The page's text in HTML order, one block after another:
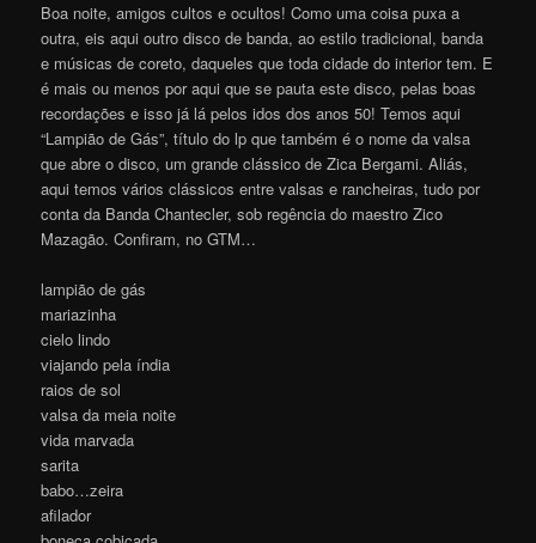
Boa noite, amigos cultos e ocultos! Como uma coisa puxa a
outra, eis aqui outro disco de banda, ao estilo tradicional, banda
e músicas de coreto, daqueles que toda cidade do interior tem. E
é mais ou menos por aqui que se pauta este disco, pelas boas
recordações e isso já lá pelos idos dos anos 50! Temos aqui
“Lampião de Gás”, título do lp que também é o nome da valsa
que abre o disco, um grande clássico de Zica Bergami. Aliás,
aqui temos vários clássicos entre valsas e rancheiras, tudo por
conta da Banda Chantecler, sob regência do maestro Zico
Mazagão. Confiram, no GTM…
lampião de gás
mariazinha
cielo lindo
viajando pela índia
raios de sol
valsa da meia noite
vida marvada
sarita
babo…zeira
afilador